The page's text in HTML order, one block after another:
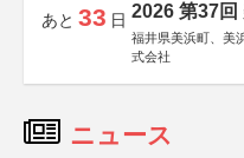
あと 33 日 2026 第37回
福井県美浜町、美
式会社
ニュース